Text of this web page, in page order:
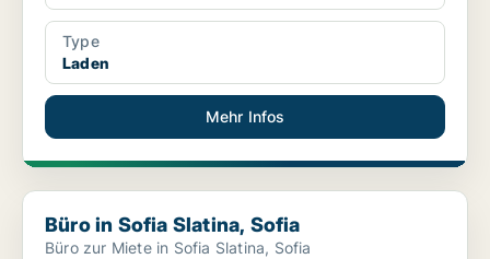
Type
Laden
Mehr Infos
Büro in Sofia Slatina, Sofia
Büro in Sofia Slatina, Sofia
Büro zur Miete in Sofia Slatina, Sofia